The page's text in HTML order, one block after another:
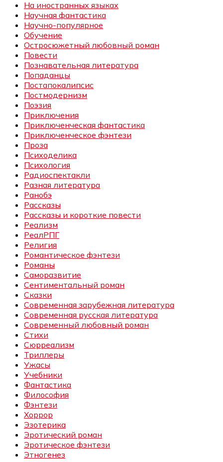
На иностранных языках
Научная фантастика
Научно-популярное
Обучение
Остросюжетный любовный роман
Повести
Познавательная литература
Попаданцы
Постапокалипсис
Постмодернизм
Поэзия
Приключения
Приключенческая фантастика
Приключенческое фэнтези
Проза
Психоделика
Психология
Радиоспектакли
Разная литература
Ранобэ
Рассказы
Рассказы и короткие повести
Реализм
РеалРПГ
Религия
Романтическое фэнтези
Романы
Саморазвитие
Сентиментальный роман
Сказки
Современная зарубежная литература
Современная русская литература
Современный любовный роман
Стихи
Сюрреализм
Триллеры
Ужасы
Учебники
Фантастика
Философия
Фэнтези
Хоррор
Эзотерика
Эротический роман
Эротическое фэнтези
Этногенез